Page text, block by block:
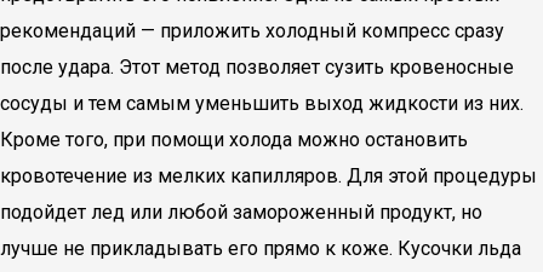
рекомендаций — приложить холодный компресс сразу
после удара. Этот метод позволяет сузить кровеносные
сосуды и тем самым уменьшить выход жидкости из них.
Кроме того, при помощи холода можно остановить
кровотечение из мелких капилляров. Для этой процедуры
подойдет лед или любой замороженный продукт, но
лучше не прикладывать его прямо к коже. Кусочки льда